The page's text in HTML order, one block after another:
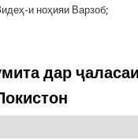
и ноҳияи Варзоб;
хавфи тарма
дар